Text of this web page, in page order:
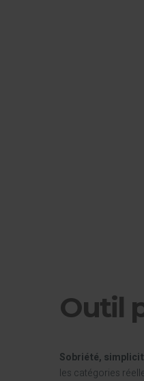
Outil
Sobriété,
les catégories